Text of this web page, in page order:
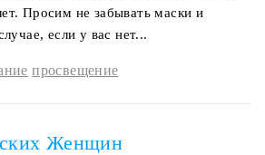
Просим не забывать маски и
если у вас нет...
просвещение
Женщин